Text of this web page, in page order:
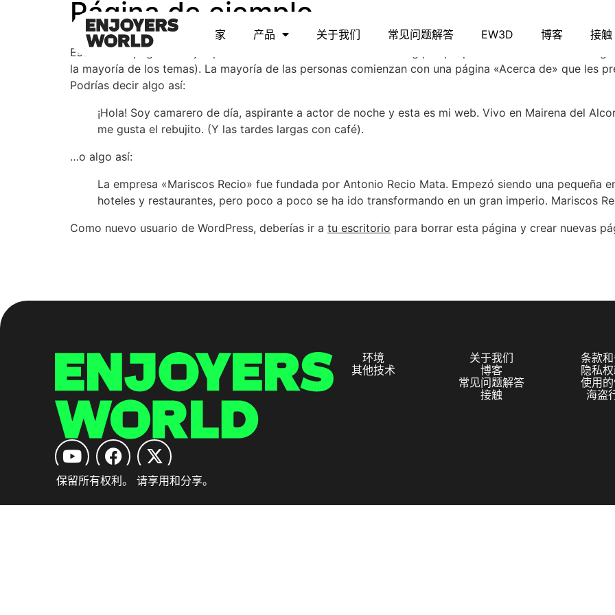
家 产品 关于我们 常见问题解答 EW3D 博客 接触
Página de ejemplo
Esta es una página de ejemplo. Es diferente a una entrada del blog porque permanecerá en un solo
la mayoría de los temas). La mayoría de las personas comienzan con una página «Acerca de» que les
Podrías decir algo así:
¡Hola! Soy camarero de día, aspirante a actor de noche y esta es mi web. Vivo en Mairena del
me gusta el rebujito. (Y las tardes largas con café).
…o algo así:
La empresa «Mariscos Recio» fue fundada por Antonio Recio Mata. Empezó siendo una pequeña
hoteles y restaurantes, pero poco a poco se ha ido transformando en un gran imperio. Mariscos
Como nuevo usuario de WordPress, deberías ir a tu escritorio para borrar esta página y crear nuevas
环境
其他技术
关于我们
博客
常见问题解答
接触
条款
隐私
使用
海盗
保留所有权利。 请享用和分享。